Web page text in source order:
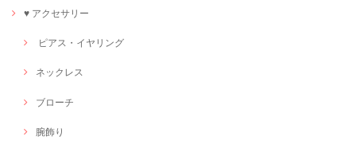
♥ アクセサリー
ピアス・イヤリング
ネックレス
ブローチ
腕飾り